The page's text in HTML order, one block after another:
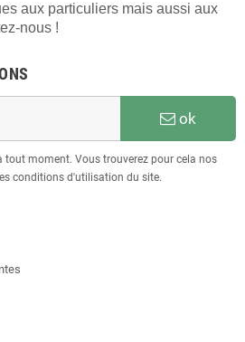
aux particuliers mais aussi aux
nous !
ok
tout moment. Vous trouverez pour cela nos
conditions d'utilisation du site.